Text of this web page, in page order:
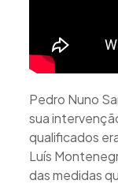
Pedro Nuno
sua
qualificados
Luís
das medidas